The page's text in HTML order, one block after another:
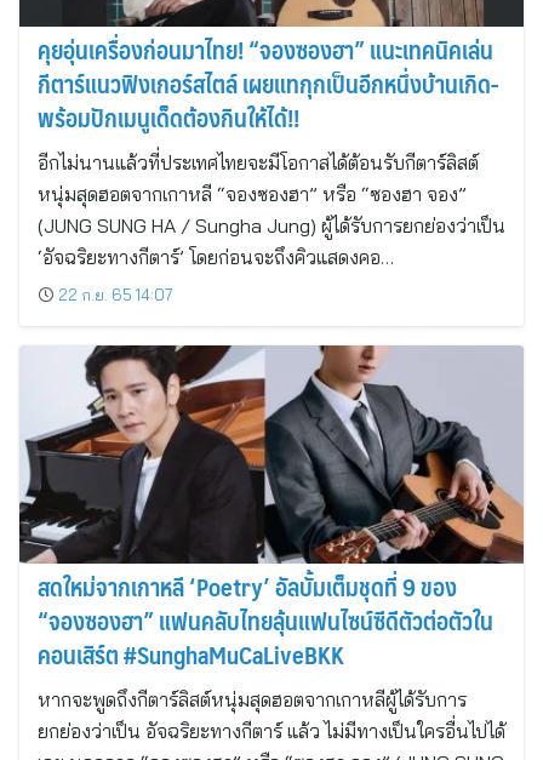
คุยอุ่นเครื่องก่อนมาไทย! “จองซองฮา” แนะเทคนิคเล่น
กีตาร์แนวฟิงเกอร์สไตล์ เผยแทกุกเป็นอีกหนึ่งบ้านเกิด-
พร้อมปักเมนูเด็ดต้องกินให้ได้!!
อีกไม่นานแล้วที่ประเทศไทยจะมีโอกาสได้ต้อนรับกีตาร์ลิสต์
หนุ่มสุดฮอตจากเกาหลี “จองซองฮา” หรือ “ซองฮา จอง”
(JUNG SUNG HA / Sungha Jung) ผู้ได้รับการยกย่องว่าเป็น
‘อัจฉริยะทางกีตาร์’ โดยก่อนจะถึงคิวแสดงคอ…
22 ก.ย. 65 14:07
สดใหม่จากเกาหลี ‘Poetry’ อัลบั้มเต็มชุดที่ 9 ของ
“จองซองฮา” แฟนคลับไทยลุ้นแฟนไซน์ซีดีตัวต่อตัวใน
คอนเสิร์ต #SunghaMuCaLiveBKK
หากจะพูดถึงกีตาร์ลิสต์หนุ่มสุดฮอตจากเกาหลีผู้ได้รับการ
ยกย่องว่าเป็น อัจฉริยะทางกีตาร์ แล้ว ไม่มีทางเป็นใครอื่นไปได้